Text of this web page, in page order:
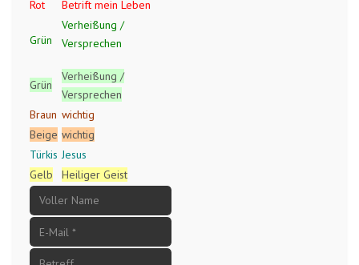
Rot
Betrift mein Leben
Grün
Verheißung /
Versprechen
Grün
Verheißung /
Versprechen
Braun wichtig
Beige wichtig
Türkis Jesus
Gelb
Heiliger Geist